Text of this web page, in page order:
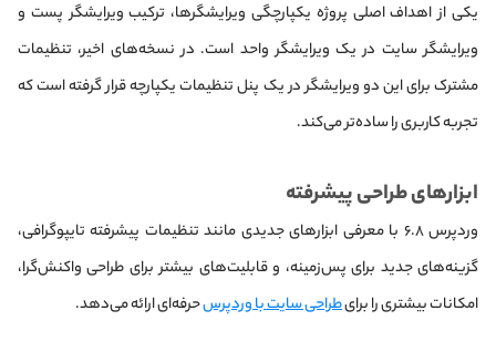
یکی از اهداف اصلی پروژه یکپارچگی ویرایشگرها، ترکیب ویرایشگر پست و
ویرایشگر سایت در یک ویرایشگر واحد است. در نسخه‌های اخیر، تنظیمات
مشترک برای این دو ویرایشگر در یک پنل تنظیمات یکپارچه قرار گرفته است که
تجربه کاربری را ساده‌تر می‌کند. ​
ابزارهای طراحی پیشرفته
وردپرس ۶.۸ با معرفی ابزارهای جدیدی مانند تنظیمات پیشرفته تایپوگرافی،
گزینه‌های جدید برای پس‌زمینه، و قابلیت‌های بیشتر برای طراحی واکنش‌گرا،
امکانات بیشتری را برایطراحی سایت‌ با وردپرسحرفه‌ای ارائه می‌دهد.